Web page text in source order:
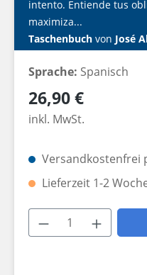
intento. Entiende tus
maximiza...
Taschenbuch von José
Sprache: Spanisch
Regulärer Preis:
26,90 €
inkl. MwSt.
Versandkostenfrei
Lieferzeit 1-2
Produkt